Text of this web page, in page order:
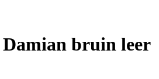
bruin leer